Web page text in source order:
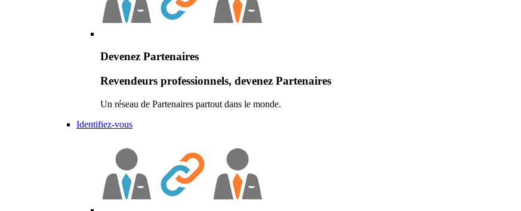
Devenez Partenaires
Revendeurs professionnels, devenez Partenaires
Un réseau de Partenaires partout dans le monde.
Identifiez-vous